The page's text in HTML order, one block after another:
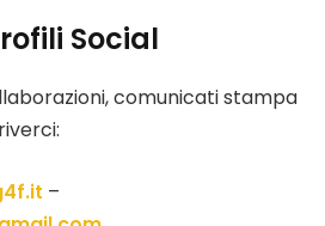
Social
comunicati stampa
–